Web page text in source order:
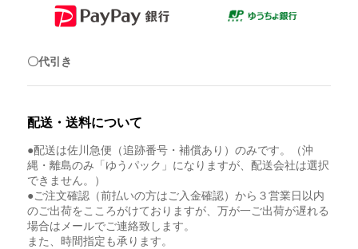
〇代引き
配送・送料について
●配送は佐川急便（追跡番号・補償あり）のみです。（沖
縄・離島のみ「ゆうパック」になりますが、配送会社は選択
できません。）
●ご注文確認（前払いの方はご入金確認）から３営業日以内
のご出荷をこころがけておりますが、万が一ご出荷が遅れる
場合はメールでご連絡致します。
また、時間指定も承ります。